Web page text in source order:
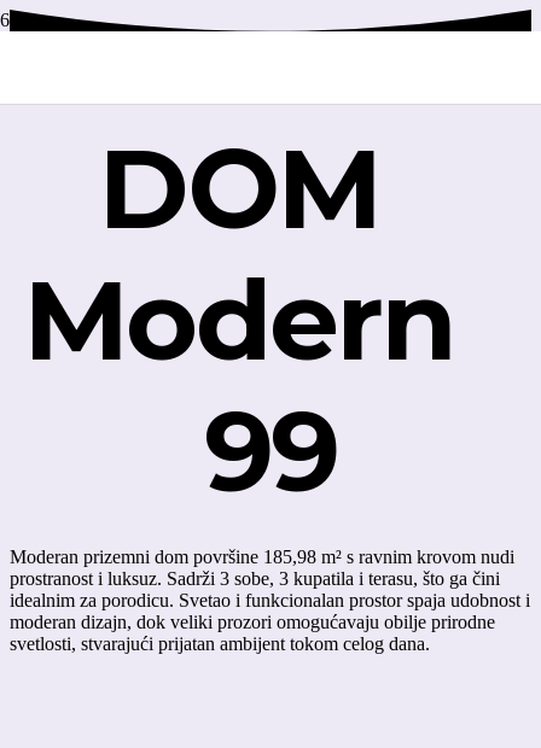
DOM
Modern
99
Moderan prizemni dom površine 185,98 m² s ravnim krovom nudi
prostranost i luksuz. Sadrži 3 sobe, 3 kupatila i terasu, što ga čini
idealnim za porodicu. Svetao i funkcionalan prostor spaja udobnost i
moderan dizajn, dok veliki prozori omogućavaju obilje prirodne
svetlosti, stvarajući prijatan ambijent tokom celog dana.